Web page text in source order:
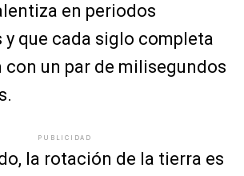
en periodos
que cada siglo completa
un par de milisegundos
PUBLICIDAD
la rotación de la tierra es